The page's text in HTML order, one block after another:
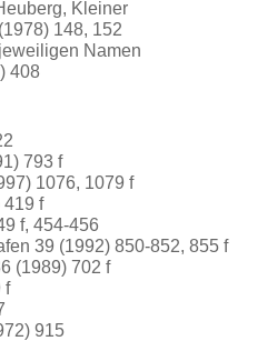
Kleiner
148, 152
Namen
408
793 f
1076, 1079 f
419 f
f, 454-456
39 (1992) 850-852, 855 f
(1989) 702 f
f
915